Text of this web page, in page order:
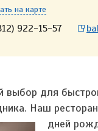
на карте
922-15-57
выбор для
Наш
дней